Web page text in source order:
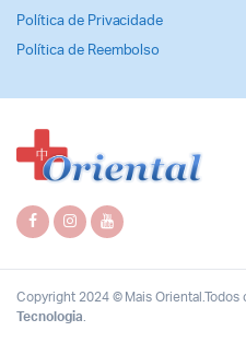
Política de Privacidade
Política de Reembolso
Copyright 2024 © Mais
Tecnologia